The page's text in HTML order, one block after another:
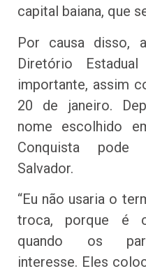
capital baiana, que
Por causa disso,
Diretório
importante, assim
20 de janeiro.
nome escolhido
Conquista
Salvador.
“Eu não usaria o
troca, porque é
quando os
interesse. Eles